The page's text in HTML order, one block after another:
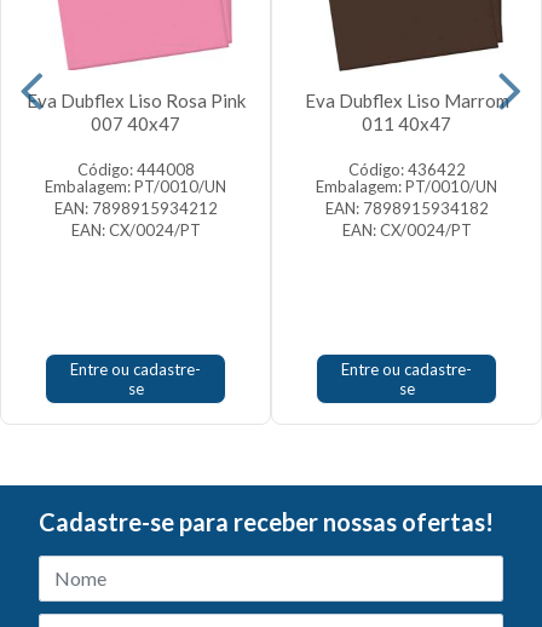
Eva Dubflex Liso Rosa Pink
007 40x47
Código: 444008
Embalagem: PT/0010/UN
EAN: 7898915934212
EAN: CX/0024/PT
Entre ou cadastre-
se
Eva Dubflex Liso Marrom
011 40x47
Código: 436422
Embalagem: PT/0010/UN
EAN: 7898915934182
EAN: CX/0024/PT
Entre ou cadastre-
se
Cadastre-se para receber nossas ofertas!